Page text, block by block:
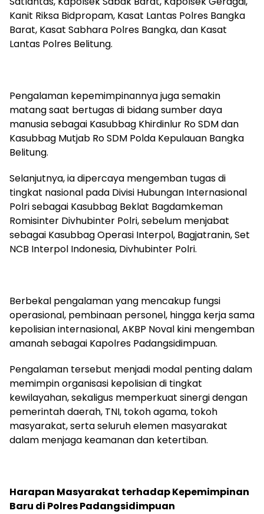
Kanit Riksa Bidpropam, Kasat Lantas Polres Bangka
Barat, Kasat Sabhara Polres Bangka, dan Kasat
Lantas Polres Belitung.
Pengalaman kepemimpinannya juga semakin
matang saat bertugas di bidang sumber daya
manusia sebagai Kasubbag Khirdinlur Ro SDM dan
Kasubbag Mutjab Ro SDM Polda Kepulauan Bangka
Belitung.
Selanjutnya, ia dipercaya mengemban tugas di
tingkat nasional pada Divisi Hubungan Internasional
Polri sebagai Kasubbag Beklat Bagdamkeman
Romisinter Divhubinter Polri, sebelum menjabat
sebagai Kasubbag Operasi Interpol, Bagjatranin, Set
NCB Interpol Indonesia, Divhubinter Polri.
Berbekal pengalaman yang mencakup fungsi
operasional, pembinaan personel, hingga kerja sama
kepolisian internasional, AKBP Noval kini mengemban
amanah sebagai Kapolres Padangsidimpuan.
Pengalaman tersebut menjadi modal penting dalam
memimpin organisasi kepolisian di tingkat
kewilayahan, sekaligus memperkuat sinergi dengan
pemerintah daerah, TNI, tokoh agama, tokoh
masyarakat, serta seluruh elemen masyarakat
dalam menjaga keamanan dan ketertiban.
Harapan Masyarakat terhadap Kepemimpinan
Baru di Polres Padangsidimpuan